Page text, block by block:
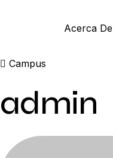
Acerca De
Campus
admin